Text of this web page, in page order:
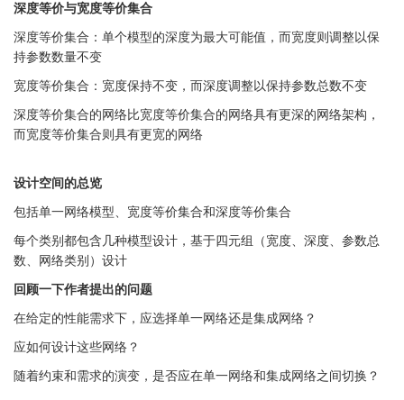
深度等价与宽度等价集合
深度等价集合：单个模型的深度为最大可能值，而宽度则调整以保
持参数数量不变
宽度等价集合：宽度保持不变，而深度调整以保持参数总数不变
深度等价集合的网络比宽度等价集合的网络具有更深的网络架构，
而宽度等价集合则具有更宽的网络
设计空间的总览
包括单一网络模型、宽度等价集合和深度等价集合
每个类别都包含几种模型设计，基于四元组（宽度、深度、参数总
数、网络类别）设计
回顾一下作者提出的问题
在给定的性能需求下，应选择单一网络还是集成网络？
应如何设计这些网络？
随着约束和需求的演变，是否应在单一网络和集成网络之间切换？